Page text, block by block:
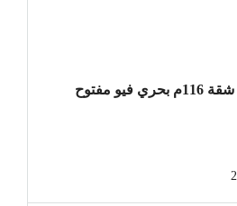
للبيع في B14 مدينتي شقة 116م بحري فيو مفتوح